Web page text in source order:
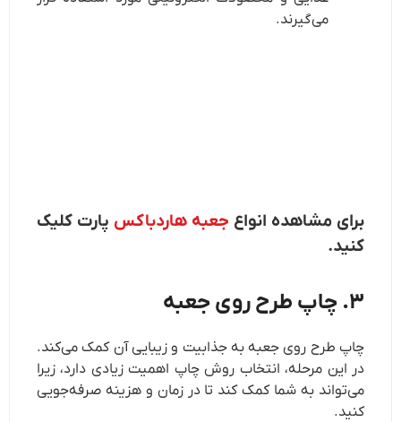
می‌گیرند.
برای مشاهده انواع جعبه هاردباکس پارت کلیک
کنید.
۳. چاپ طرح روی جعبه
چاپ طرح روی جعبه به جذابیت و زیبایی آن کمک می‌کند.
در این مرحله، انتخاب روش چاپ اهمیت زیادی دارد، زیرا
می‌تواند به شما کمک کند تا در زمان و هزینه صرفه‌جویی
کنید.